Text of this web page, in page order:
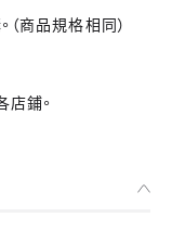
（商品規格相同）
鋪。